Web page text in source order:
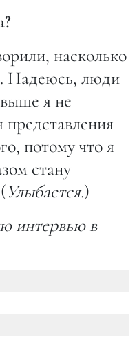
насколько
Надеюсь, люди
я не
потому что я
стану
Улыбается.)
интервью в